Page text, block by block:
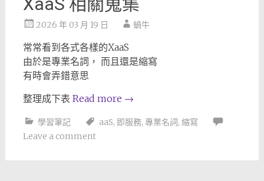
2026 年 03 月 19 日 蝸牛
常常看到各式各樣的XaaS
由於是專業名詞， 而且還是縮寫
有時會弄錯意思
整理成下表 Read more →
學習筆記 aaS, 即服務, 專業名詞, 縮寫
Leave a comment